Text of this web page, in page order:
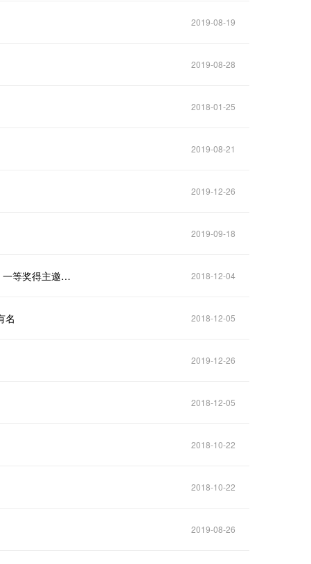
2019-08-19
2019-08-28
2018-01-25
2019-08-21
2019-12-26
2019-09-18
重庆市首届青年大数据智能化创新创业大赛网络投票正式开启，一等奖得主邀你来定！ 2018-12-04
名 2018-12-05
2019-12-26
2018-12-05
2018-10-22
2018-10-22
2019-08-26